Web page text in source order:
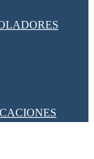
CORRIENTE